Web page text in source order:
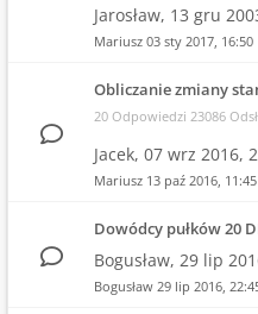
Jarosław, 13 gru
Mariusz 03 sty 2017, 16:50
Obliczanie zmiany
20 Odpowiedzi 23086
Jacek, 07 wrz 2016,
Mariusz 13 paź 2016, 11:45
Dowódcy pułków 20
Bogusław, 29 lip
Bogusław 29 lip 2016,